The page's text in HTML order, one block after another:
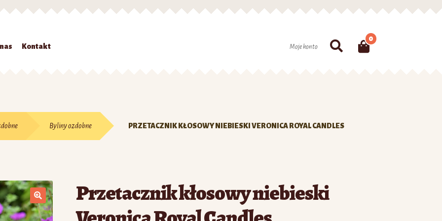
Kontakt Moje konto
Szukaj 0
Byliny ozdobne PRZETACZNIK KŁOSOWY NIEBIESKI VERONICA ROYAL CANDLES
Przetacznik kłosowy niebieski